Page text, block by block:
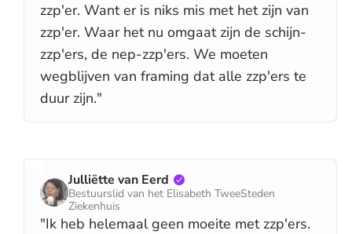
zzp'er. Want er is niks mis met het zijn van
zzp'er. Waar het nu omgaat zijn de schijn-
zzp'ers, de nep-zzp'ers. We moeten
wegblijven van framing dat alle zzp'ers te
duur zijn."
Julliëtte van Eerd
Bestuurslid van het Elisabeth TweeSteden
Ziekenhuis
"Ik heb helemaal geen moeite met zzp'ers.